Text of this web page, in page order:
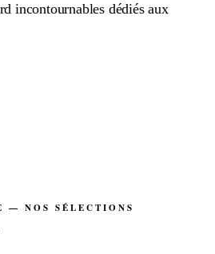
incontournables dédiés aux
— NOS SÉLECTIONS